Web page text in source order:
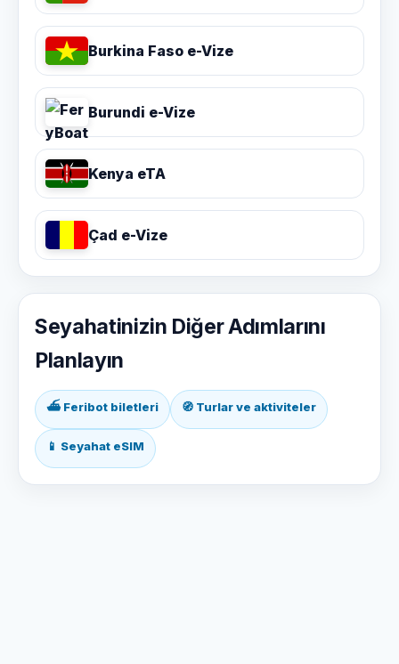
Burkina Faso e-Vize
Burundi e-Vize
Kenya eTA
Çad e-Vize
Seyahatinizin Diğer Adımlarını
Planlayın
⛴ Feribot biletleri 🧭 Turlar ve aktiviteler
📱 Seyahat eSIM